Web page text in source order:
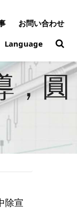
お問い合わせ
Language
，圓
除宣